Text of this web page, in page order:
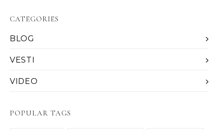
CATEGORIES
BLOG
VESTI
VIDEO
POPULAR TAGS